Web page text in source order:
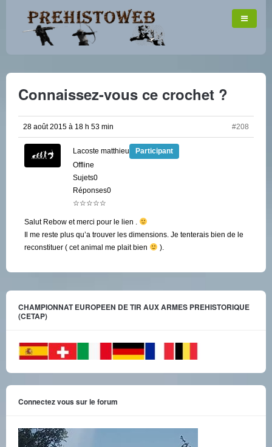
Connaissez-vous ce crochet ?
28 août 2015 à 18 h 53 min #208
Lacoste matthieu
Participant
Offline
Sujets0
Réponses0
☆☆☆☆☆
Salut Rebow et merci pour le lien .
Il me reste plus qu’a trouver les dimensions. Je tenterais bien de le
reconstituer ( cet animal me plait bien
).
CHAMPIONNAT EUROPEEN DE TIR AUX ARMES PREHISTORIQUE
(CETAP)
Connectez vous sur le forum